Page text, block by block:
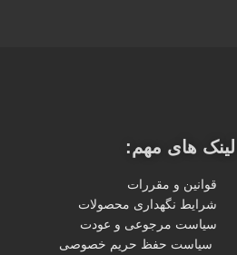
لینک های مهم:
قوانین و مقررات
شرایط نگهداری محصولات
سیاست مرجوعی و عودت
سیاست حفظ حریم خصوصی